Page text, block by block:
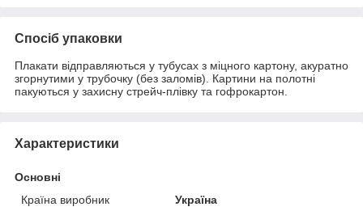
Спосіб упаковки
Плакати відправляються у тубусах з міцного картону, акуратно
згорнутими у трубочку (без заломів). Картини на полотні
пакуються у захисну стрейч-плівку та гофрокартон.
Характеристики
Основні
Країна виробник
Україна